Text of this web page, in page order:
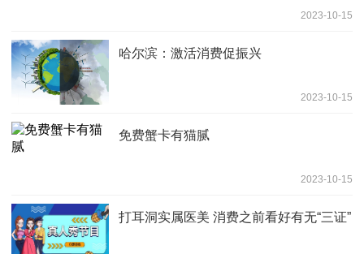
2023-10-15
哈尔滨：激活消费促振兴
2023-10-15
免费蟹卡有猫腻
2023-10-15
打耳洞实属医美 消费之前看好有无“三证”